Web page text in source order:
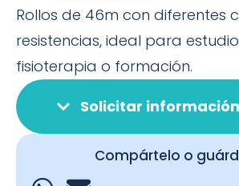
Rollos de 46m con diferentes
resistencias, ideal para
fisioterapia o formación.
Solicitar información
Compártelo o